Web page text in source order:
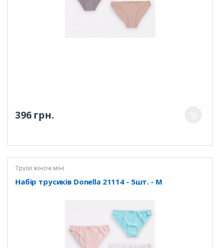
396 грн.
Труси жіночі міні
Набір трусиків Donella 21114 - 5шт. - M